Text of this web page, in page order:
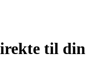
til din